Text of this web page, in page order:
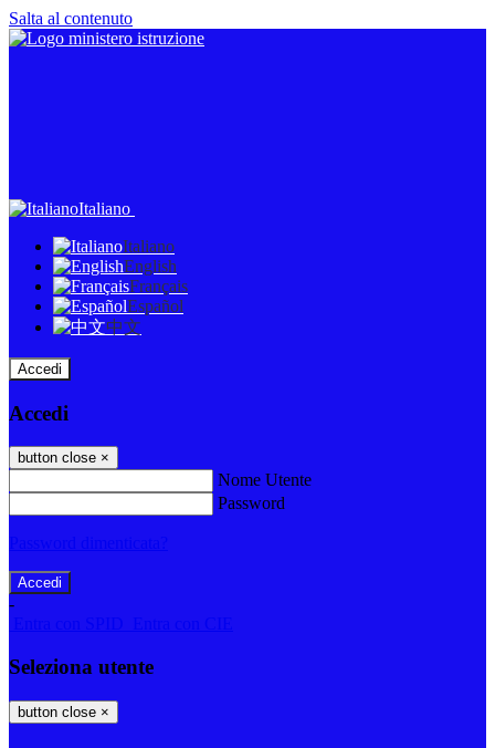
Salta al contenuto
Italiano
Italiano
English
Français
Español
中文
Accedi
Accedi
button close ×
Nome Utente
Password
-
Seleziona utente
button close ×